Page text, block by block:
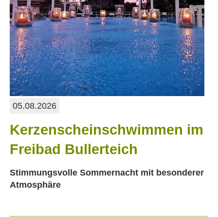
05.08.2026
Kerzenscheinschwimmen im
Freibad Bullerteich
Stimmungsvolle Sommernacht mit besonderer
Atmosphäre